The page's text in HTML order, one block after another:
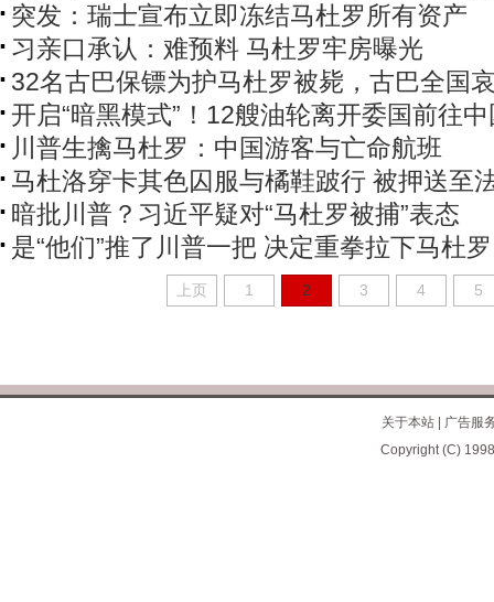
突发：瑞士宣布立即冻结马杜罗所有资产
习亲口承认：难预料 马杜罗牢房曝光
32名古巴保镖为护马杜罗被毙，古巴全国
开启“暗黑模式”！12艘油轮离开委国前往
川普生擒马杜罗：中国游客与亡命航班
马杜洛穿卡其色囚服与橘鞋跛行 被押送至
暗批川普？习近平疑对“马杜罗被捕”表态
是“他们”推了川普一把 决定重拳拉下马杜罗
上页 1 2 3 4 5
关于本站|
广告服
Copyright (C)